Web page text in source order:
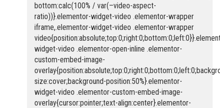
bottom:calc(100% / var(–video-aspect-
ratio))}.elementor-widget-video .elementor-wrapper
iframe,.elementor-widget-video .elementor-wrapper
widget-video .elementor-open-inline .elementor-
custom-embed-image-
size:cover;background-position:50%}.elementor-
widget-video .elementor-custom-embed-image-
overlay{cursor:pointer;text-align:center}.elementor-